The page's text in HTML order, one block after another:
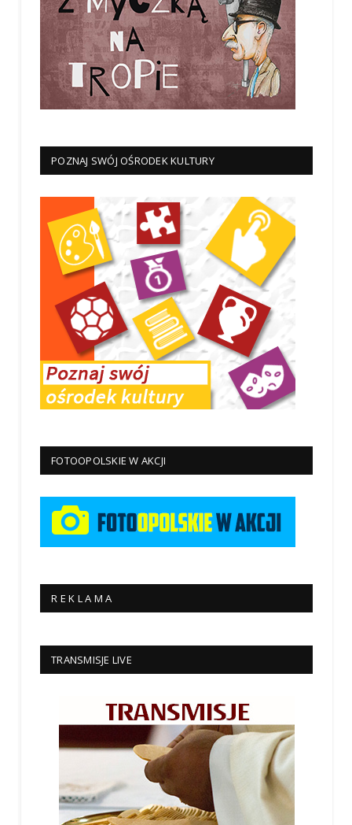
POZNAJ SWÓJ OŚRODEK KULTURY
FOTOOPOLSKIE W AKCJI
R E K L A M A
TRANSMISJE LIVE